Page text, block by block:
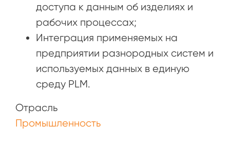
доступа к данным об изделиях и
рабочих процессах;
Интеграция применяемых на
предприятии разнородных систем и
используемых данных в единую
среду PLM.
Отрасль
Промышленность